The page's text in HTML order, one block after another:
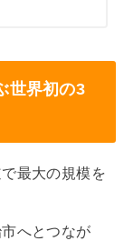
世界初の3
最大の規模を
へとつなが